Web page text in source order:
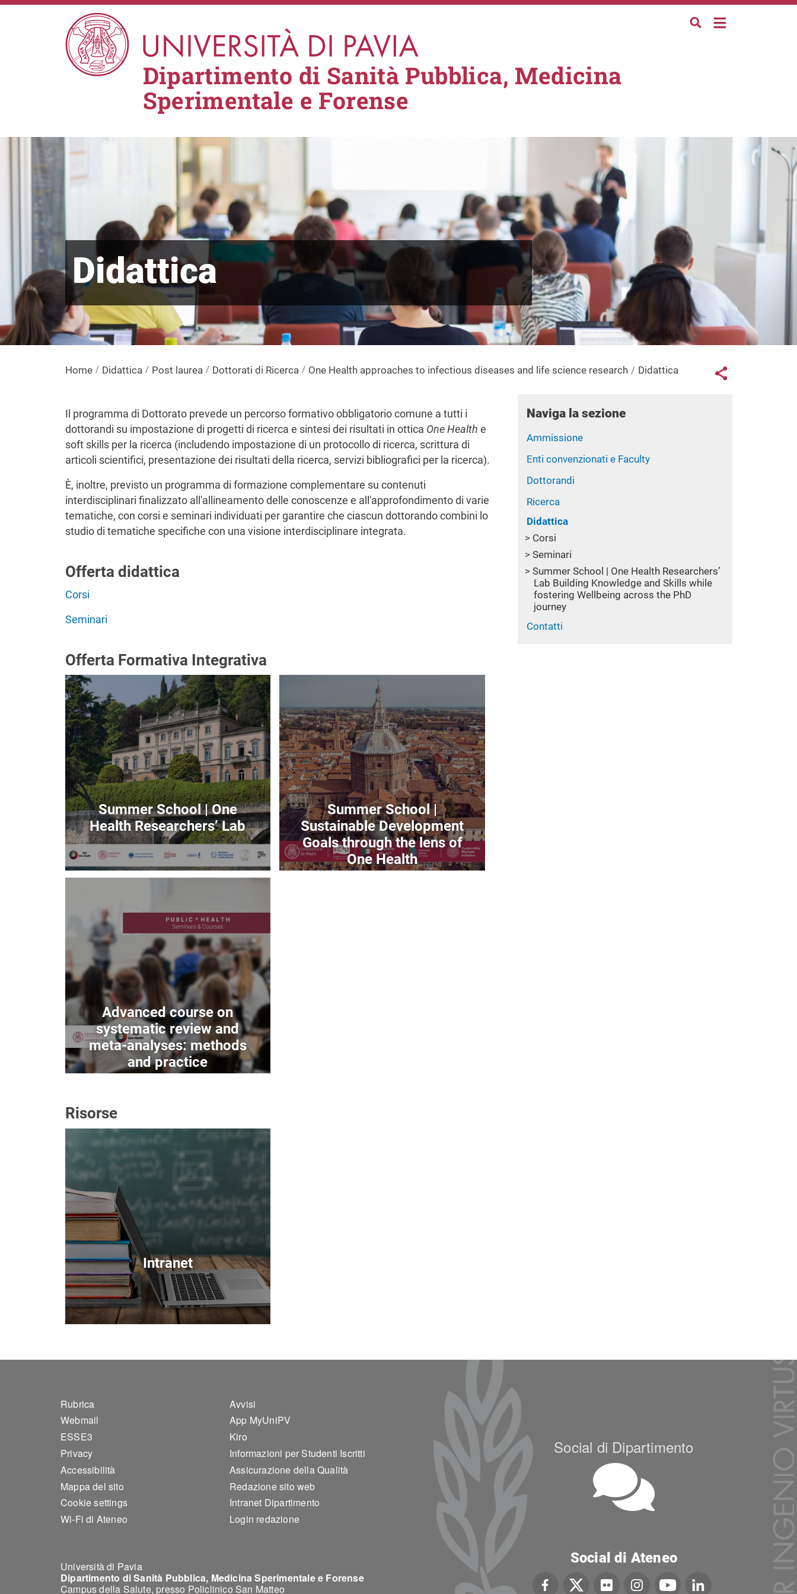
Salta al contenuto principale
Dipartimento di Sanità Pubblica, Medicina
Sperimentale e Forense
Didattica
Home Didattica Post laurea Dottorati di Ricerca One Health approaches to infectious diseases and life science research Didattica Links
Share button
Il programma di Dottorato prevede un percorso formativo obbligatorio comune a tutti i
dottorandi su impostazione di progetti di ricerca e sintesi dei risultati in ottica One Health e
soft skills per la ricerca (includendo impostazione di un protocollo di ricerca, scrittura di
articoli scientifici, presentazione dei risultati della ricerca, servizi bibliografici per la ricerca).
È, inoltre, previsto un programma di formazione complementare su contenuti
interdisciplinari finalizzato all'allineamento delle conoscenze e all'approfondimento di varie
tematiche, con corsi e seminari individuati per garantire che ciascun dottorando combini lo
studio di tematiche specifiche con una visione interdisciplinare integrata.
Offerta didattica
Corsi
Seminari
Offerta Formativa Integrativa
Immagine
Summer School | One
Health Researchers’ Lab
Summer School |
Sustainable Development
Goals through the lens of
One Health
Advanced course on
systematic review and
meta-analyses: methods
and practice
Risorse
Immagine
Intranet
Naviga la sezione
Ammissione
Enti convenzionati e Faculty
Dottorandi
Ricerca
Didattica
Corsi
Seminari
Summer School | One Health Researchers’
Lab Building Knowledge and Skills while
fostering Wellbeing across the PhD
journey
Contatti
Footer 1
Rubrica
Webmail
ESSE3
Privacy
Accessibilità
Mappa del sito
Cookie settings
Wi-Fi di Ateneo
Footer 2
Avvisi
App MyUniPV
Kiro
Informazioni per Studenti Iscritti
Assicurazione della Qualità
Redazione sito web
Intranet Dipartimento
Login redazione
Social di Dipartimento
Università di Pavia
Dipartimento di Sanità Pubblica, Medicina Sperimentale e Forense
Campus della Salute, presso Policlinico San Matteo
Social di Ateneo